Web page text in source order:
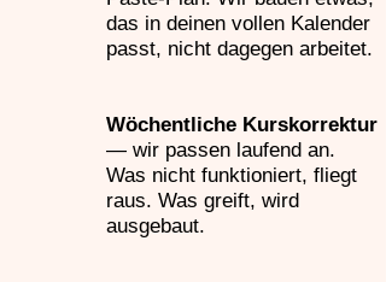
das in deinen vollen Kalender
passt, nicht dagegen arbeitet.
Wöchentliche Kurskorrektur
— wir passen laufend an.
Was nicht funktioniert, fliegt
raus. Was greift, wird
ausgebaut.